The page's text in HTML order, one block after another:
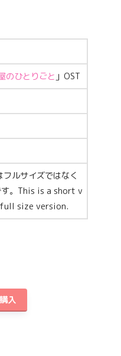
のひとりごと 」OST
フルサイズではなく
す。This is a short v
size version.
入